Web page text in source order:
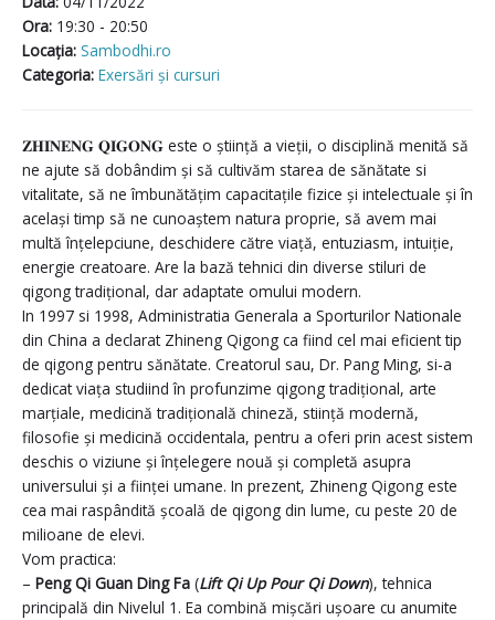
Ora: 19:30 - 20:50
Locaţia: Sambodhi.ro
Categoria: Exersări și cursuri
𝐙𝐇𝐈𝐍𝐄𝐍𝐆 𝐐𝐈𝐆𝐎𝐍𝐆 este o știință a vieții, o disciplină menită să
ne ajute să dobândim și să cultivăm starea de sănătate si
vitalitate, să ne îmbunătățim capacitațile fizice și intelectuale și în
același timp să ne cunoaștem natura proprie, să avem mai
multă înțelepciune, deschidere către viață, entuziasm, intuiție,
energie creatoare. Are la bază tehnici din diverse stiluri de
qigong tradițional, dar adaptate omului modern.
In 1997 si 1998, Administratia Generala a Sporturilor Nationale
din China a declarat Zhineng Qigong ca fiind cel mai eficient tip
de qigong pentru sănătate. Creatorul sau, Dr. Pang Ming, si-a
dedicat viața studiind în profunzime qigong tradițional, arte
marțiale, medicină tradițională chineză, stiință modernă,
filosofie și medicină occidentala, pentru a oferi prin acest sistem
deschis o viziune și înțelegere nouă și completă asupra
universului și a ființei umane. In prezent, Zhineng Qigong este
cea mai raspândită școală de qigong din lume, cu peste 20 de
milioane de elevi.
Vom practica:
– Peng Qi Guan Ding Fa (Lift Qi Up Pour Qi Down), tehnica
principală din Nivelul 1. Ea combină mișcări ușoare cu anumite